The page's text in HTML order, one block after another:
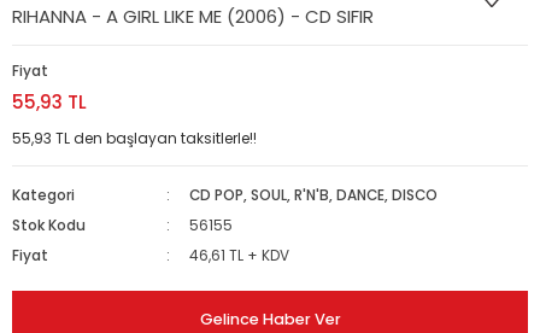
RIHANNA - A GIRL LIKE ME (2006) - CD SIFIR
Fiyat
55,93 TL
55,93 TL den başlayan taksitlerle!!
Kategori
CD POP, SOUL, R'N'B, DANCE, DISCO
Stok Kodu
56155
Fiyat
46,61 TL + KDV
Gelince Haber Ver